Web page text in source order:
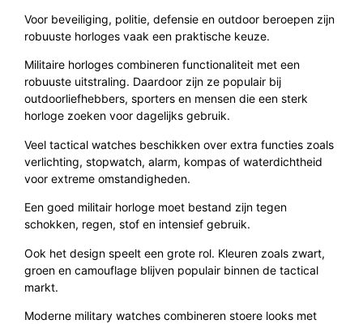
Voor beveiliging, politie, defensie en outdoor beroepen zijn
robuuste horloges vaak een praktische keuze.
Militaire horloges combineren functionaliteit met een
robuuste uitstraling. Daardoor zijn ze populair bij
outdoorliefhebbers, sporters en mensen die een sterk
horloge zoeken voor dagelijks gebruik.
Veel tactical watches beschikken over extra functies zoals
verlichting, stopwatch, alarm, kompas of waterdichtheid
voor extreme omstandigheden.
Een goed militair horloge moet bestand zijn tegen
schokken, regen, stof en intensief gebruik.
Ook het design speelt een grote rol. Kleuren zoals zwart,
groen en camouflage blijven populair binnen de tactical
markt.
Moderne military watches combineren stoere looks met